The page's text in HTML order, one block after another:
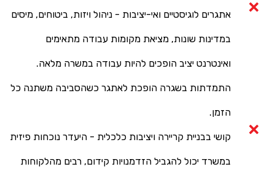
אתגרים לוגיסטיים ואי-יציבות - ניהול ויזות, ביטוחים, מיסים
במדינות שונות, מציאת מקומות עבודה מתאימים
ואינטרנט יציב הופכים להיות עבודה במשרה מלאה.
התמדתות בשגרה הופכת לאתגר כשהסביבה משתנה כל
הזמן.
קושי בבניית קריירה ויציבות כלכלית - היעדר נוכחות פיזית
במשרד יכול להגביל הזדמנויות קידום, רבים מהלקוחות